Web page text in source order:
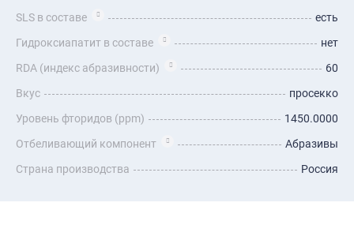
SLS в составе
есть
Гидроксиапатит в составе
нет
RDA (индекс абразивности)
60
Вкус
просекко
Уровень фторидов (ppm)
1450.0000
Отбеливающий компонент
Абразивы
Страна производства
Россия